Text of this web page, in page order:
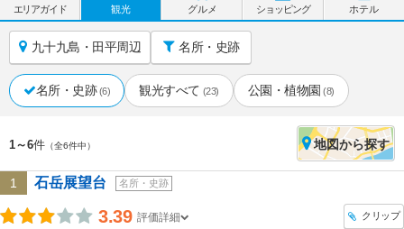
エリアガイド 観光 グルメ ショッピング ホテル
九十九島・田平周辺 名所・史跡
名所・史跡 (6) 観光すべて (23) 公園・植物園 (8)
1～6件 （全6件中） 地図から探す
1 石岳展望台 名所・史跡
3.39 評価詳細 クリップ